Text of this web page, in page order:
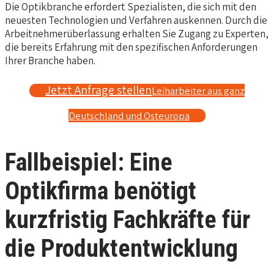
Die Optikbranche erfordert Spezialisten, die sich mit den
neuesten Technologien und Verfahren auskennen. Durch die
Arbeitnehmerüberlassung erhalten Sie Zugang zu Experten,
die bereits Erfahrung mit den spezifischen Anforderungen
Ihrer Branche haben.
Jetzt Anfrage stellenLeiharbeiter aus ganz
Deutschland und Osteuropa
Fallbeispiel: Eine
Optikfirma benötigt
kurzfristig Fachkräfte für
die Produktentwicklung